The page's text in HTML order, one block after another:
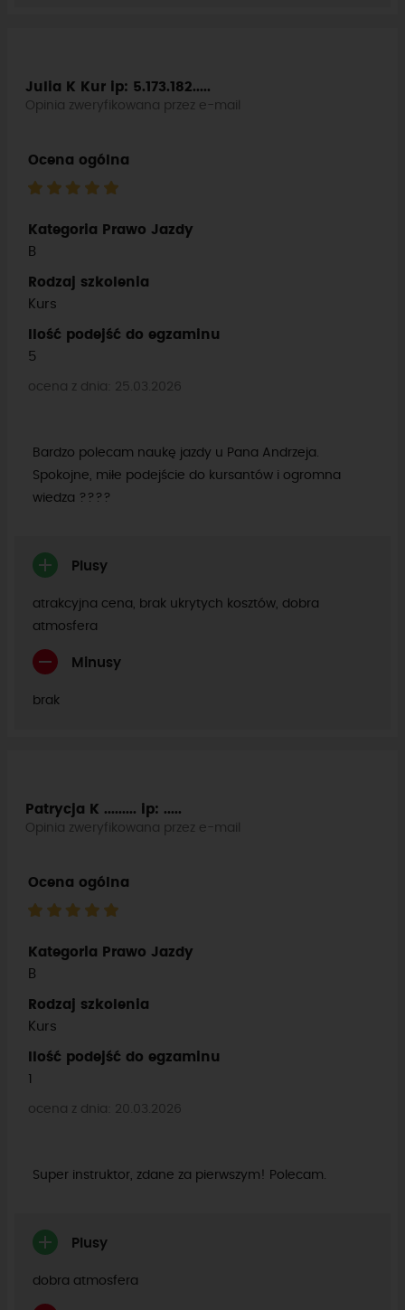
Ocena ogólna
Kategoria Prawo Jazdy
B
Rodzaj szkolenia
Kurs
Ilość podejść do egzaminu
5
ocena z dnia: 25.03.2026
Julia K Kur ip: 5.173.182.....
Opinia zweryfikowana przez e-mail
Bardzo polecam naukę jazdy u Pana Andrzeja.
Spokojne, miłe podejście do kursantów i ogromna
wiedza ????
Plusy
atrakcyjna cena, brak ukrytych kosztów, dobra
atmosfera
Minusy
brak
Ocena ogólna
Kategoria Prawo Jazdy
B
Rodzaj szkolenia
Kurs
Ilość podejść do egzaminu
1
ocena z dnia: 20.03.2026
Patrycja K ......... ip: .....
Opinia zweryfikowana przez e-mail
Super instruktor, zdane za pierwszym! Polecam.
Plusy
dobra atmosfera